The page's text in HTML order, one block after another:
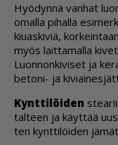
Hyö­dyn­nä van­hat
omal­la pi­hal­la
kiu­as­ki­viä,
myös lait­ta­mal­la
Luon­non­ki­vi­set ja
be­to­ni- ja
Kynt­ti­löi­den
tal­teen ja käyt­tää
ten kynt­ti­löi­den